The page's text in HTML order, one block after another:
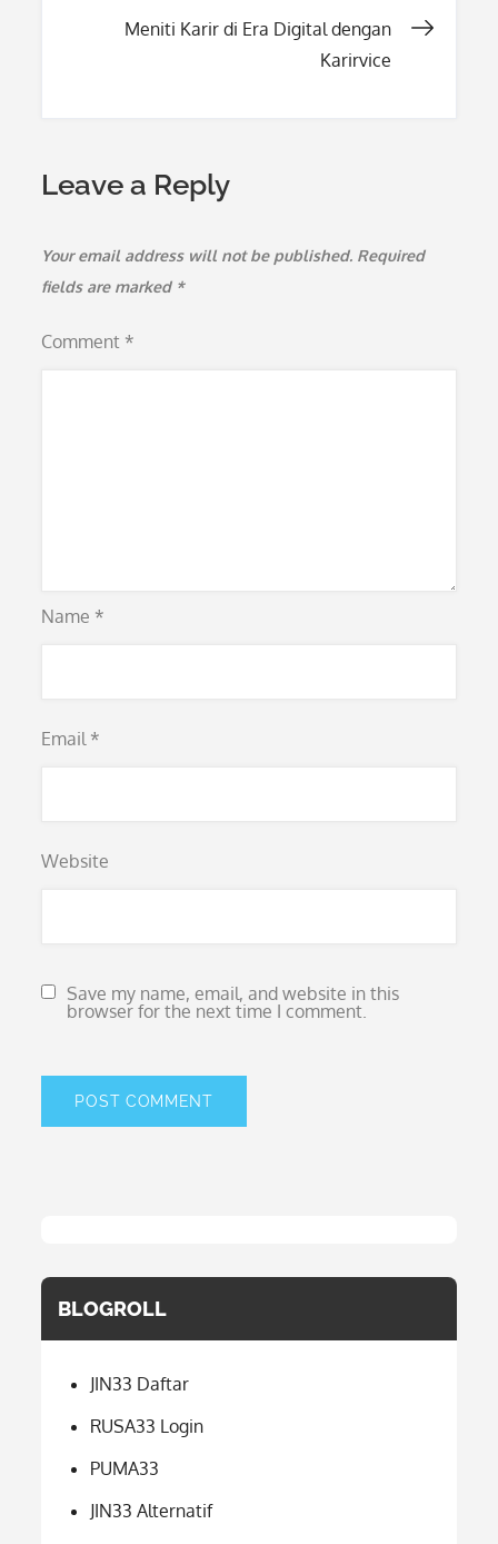
Meniti Karir di Era Digital dengan
Karirvice
Leave a Reply
Your email address will not be published. Required
fields are marked *
Comment *
Name *
Email *
Website
Save my name, email, and website in this
browser for the next time I comment.
BLOGROLL
JIN33 Daftar
RUSA33 Login
PUMA33
JIN33 Alternatif